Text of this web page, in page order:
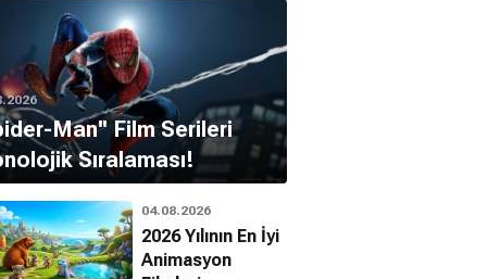
Man'' Film Serileri
Sıralaması!
04.08.2026
2026 Yılının En İyi
Animasyon